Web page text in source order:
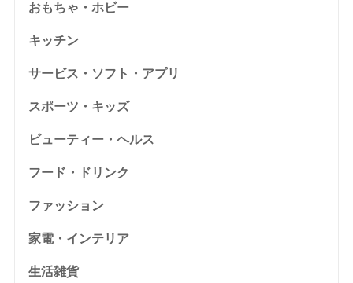
おもちゃ・ホビー
キッチン
サービス・ソフト・アプリ
スポーツ・キッズ
ビューティー・ヘルス
フード・ドリンク
ファッション
家電・インテリア
生活雑貨